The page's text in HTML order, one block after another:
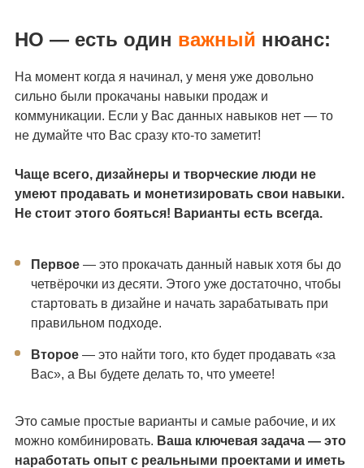
НО — есть один важный нюанс:
На момент когда я начинал, у меня уже довольно
сильно были прокачаны навыки продаж и
коммуникации. Если у Вас данных навыков нет — то
не думайте что Вас сразу кто-то заметит!
Чаще всего, дизайнеры и творческие люди не
умеют продавать и монетизировать свои навыки.
Не стоит этого бояться! Варианты есть всегда.
Первое— это прокачать данный навык хотя бы до
четвёрочки из десяти. Этого уже достаточно, чтобы
стартовать в дизайне и начать зарабатывать при
правильном подходе.
Второе— это найти того, кто будет продавать «за
Вас», а Вы будете делать то, что умеете!
Это самые простые варианты и самые рабочие, и их
можно комбинировать. Ваша ключевая задача — это
наработать опыт с реальными проектами и иметь